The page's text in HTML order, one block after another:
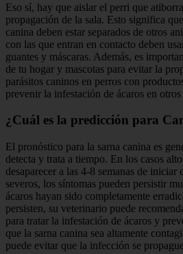
Eso sí, hay que aislar el perri que
propagación de la sala. Esto significa
canina deben estar separados de otros
con las que entran en contacto deben
guantes y máscaras. Además, es
de tu hogar y mascotas para evitar la
parásitos caninos en perros con
prevenir la infestación de ácaros en otros
¿Cuál es la predicción para
El pronóstico para la sarna canina es
detecta y trata a tiempo. En los casos
desaparecer a las 4-8 semanas de iniciar
severos, los síntomas pueden persistir
ácaros hayan sido completamente
persisten, su veterinario puede
para tratar la infestación de ácaros y
que la sarna canina sea altamente
puede evitar que la infección se